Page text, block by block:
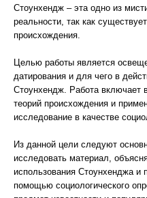
Стоунхендж – эта одно из
реальности, так как
происхождения.
Целью работы является
датирования и для чего в
Стоунхендж. Работа включает
теорий происхождения и
исследование в качестве
Из данной цели следуют
исследовать материал,
использования Стоунхенджа и
помощью социологического